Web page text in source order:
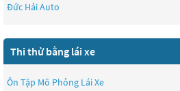
Đức Hải Auto
Thi thử bằng lái xe
Ôn Tập Mô Phỏng Lái Xe